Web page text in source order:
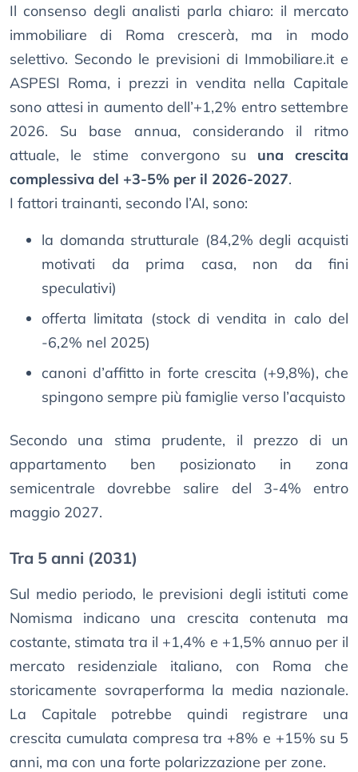
Il consenso degli analisti parla chiaro: il mercato
immobiliare di Roma crescerà, ma in modo
selettivo. Secondo le previsioni di Immobiliare.it e
ASPESI Roma, i prezzi in vendita nella Capitale
sono attesi in aumento dell’+1,2% entro settembre
2026. Su base annua, considerando il ritmo
attuale, le stime convergono su una crescita
complessiva del +3-5% per il 2026-2027.
I fattori trainanti, secondo l’AI, sono:
la domanda strutturale (84,2% degli acquisti
motivati da prima casa, non da fini
speculativi)
offerta limitata (stock di vendita in calo del
-6,2% nel 2025)
canoni d’affitto in forte crescita (+9,8%), che
spingono sempre più famiglie verso l’acquisto
Secondo una stima prudente, il prezzo di un
appartamento ben posizionato in zona
semicentrale dovrebbe salire del 3-4% entro
maggio 2027.
Tra 5 anni (2031)
Sul medio periodo, le previsioni degli istituti come
Nomisma indicano una crescita contenuta ma
costante, stimata tra il +1,4% e +1,5% annuo per il
mercato residenziale italiano, con Roma che
storicamente sovraperforma la media nazionale.
La Capitale potrebbe quindi registrare una
crescita cumulata compresa tra +8% e +15% su 5
anni, ma con una forte polarizzazione per zone.